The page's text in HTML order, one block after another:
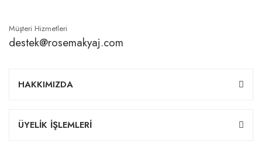
Müşteri Hizmetleri
destek@rosemakyaj.com
HAKKIMIZDA
ÜYELİK İŞLEMLERİ